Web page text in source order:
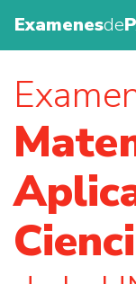
Examenesde